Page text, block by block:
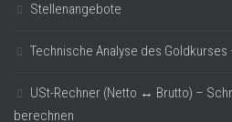
Stellenangebote
Technische Analyse des
USt-Rechner (Netto ↔ Brutto) –
berechnen